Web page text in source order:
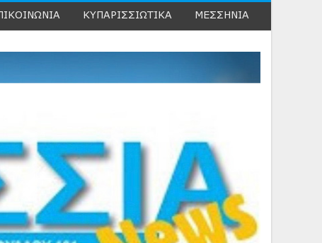
ΚΥΠΑΡΙΣΣΙΩΤΙΚΑ ΜΕΣΣΗΝΙΑ